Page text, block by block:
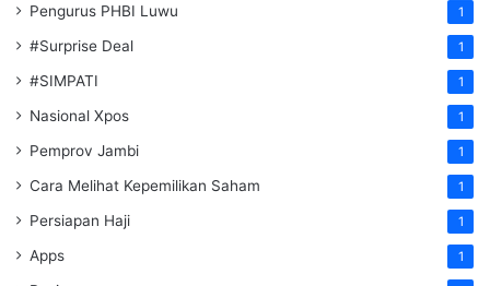
Pengurus PHBI Luwu 1
#Surprise Deal 1
#SIMPATI 1
Nasional Xpos 1
Pemprov Jambi 1
Cara Melihat Kepemilikan Saham 1
Persiapan Haji 1
Apps 1